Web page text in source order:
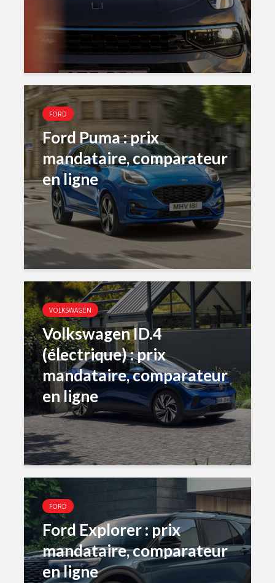
FORD
Ford Puma : prix
mandataire, comparateur
en ligne
VOLKSWAGEN
Volkswagen ID.4
(électrique) : prix
mandataire, comparateur
en ligne
FORD
Ford Explorer : prix
mandataire, comparateur
en ligne